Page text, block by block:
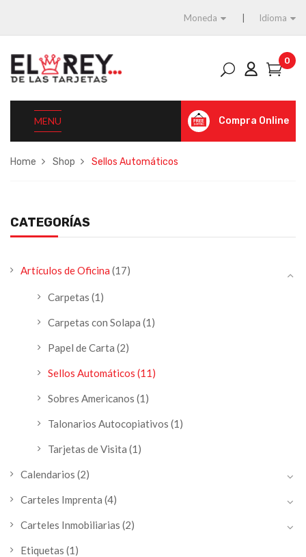
Moneda Idioma
0
MENU Compra Online
Home Shop Sellos Automáticos
CATEGORÍAS
Artículos de Oficina (17)
Carpetas (1)
Carpetas con Solapa (1)
Papel de Carta (2)
Sellos Automáticos (11)
Sobres Americanos (1)
Talonarios Autocopiativos (1)
Tarjetas de Visita (1)
Calendarios (2)
Carteles Imprenta (4)
Carteles Inmobiliarias (2)
Etiquetas (1)